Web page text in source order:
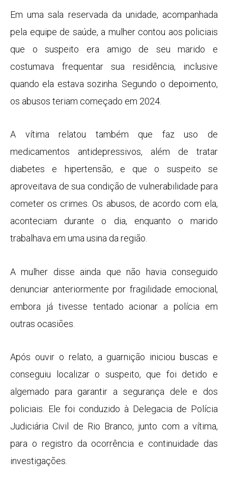
Em uma sala reservada da unidade, acompanhada
pela equipe de saúde, a mulher contou aos policiais
que o suspeito era amigo de seu marido e
costumava frequentar sua residência, inclusive
quando ela estava sozinha. Segundo o depoimento,
os abusos teriam começado em 2024.
A vítima relatou também que faz uso de
medicamentos antidepressivos, além de tratar
diabetes e hipertensão, e que o suspeito se
aproveitava de sua condição de vulnerabilidade para
cometer os crimes. Os abusos, de acordo com ela,
aconteciam durante o dia, enquanto o marido
trabalhava em uma usina da região.
A mulher disse ainda que não havia conseguido
denunciar anteriormente por fragilidade emocional,
embora já tivesse tentado acionar a polícia em
outras ocasiões.
Após ouvir o relato, a guarnição iniciou buscas e
conseguiu localizar o suspeito, que foi detido e
algemado para garantir a segurança dele e dos
policiais. Ele foi conduzido à Delegacia de Polícia
Judiciária Civil de Rio Branco, junto com a vítima,
para o registro da ocorrência e continuidade das
investigações.